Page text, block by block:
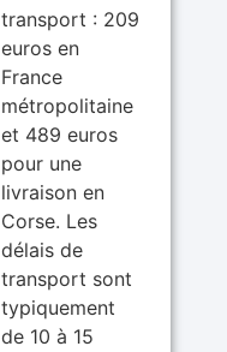
transport : 209
euros en
France
métropolitaine
et 489 euros
pour une
livraison en
Corse. Les
délais de
transport sont
typiquement
de 10 à 15